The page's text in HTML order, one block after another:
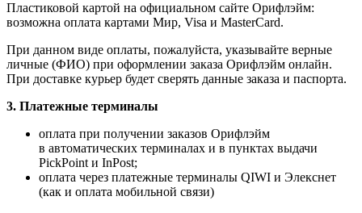
Пластиковой картой на официальном сайте Орифлэйм:
возможна оплата картами Мир, Visa и MasterCard.
При данном виде оплаты, пожалуйста, указывайте верные
личные (ФИО) при оформлении заказа Орифлэйм онлайн.
При доставке курьер будет сверять данные заказа и паспорта.
3. Платежные терминалы
оплата при получении заказов Орифлэйм
в автоматических терминалах и в пунктах выдачи
PickPoint и InPost;
оплата через платежные терминалы QIWI и Элекснет
(как и оплата мобильной связи)